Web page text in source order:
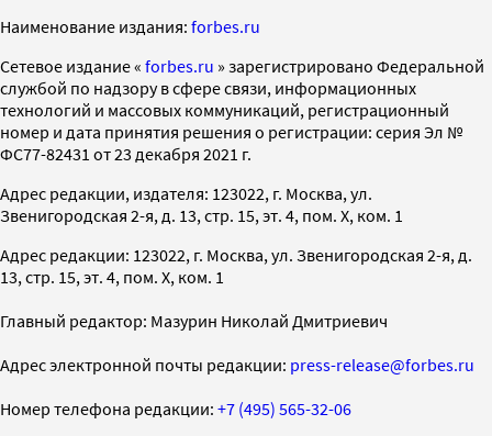
Наименование издания: forbes.ru
Cетевое издание « forbes.ru » зарегистрировано Федеральной
службой по надзору в сфере связи, информационных
технологий и массовых коммуникаций, регистрационный
номер и дата принятия решения о регистрации: серия Эл №
ФС77-82431 от 23 декабря 2021 г.
Адрес редакции, издателя: 123022, г. Москва, ул.
Звенигородская 2-я, д. 13, стр. 15, эт. 4, пом. X, ком. 1
Адрес редакции: 123022, г. Москва, ул. Звенигородская 2-я, д.
13, стр. 15, эт. 4, пом. X, ком. 1
Главный редактор: Мазурин Николай Дмитриевич
Адрес электронной почты редакции: press-release@forbes.ru
Номер телефона редакции: +7 (495) 565-32-06